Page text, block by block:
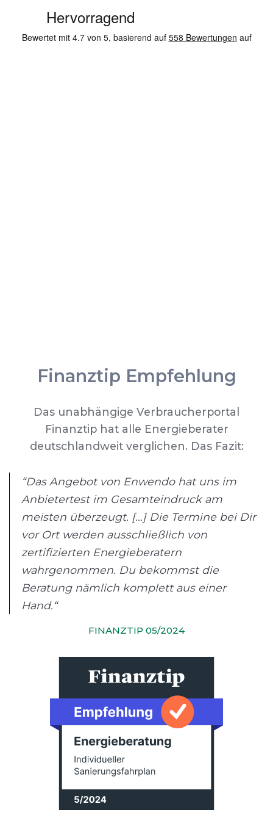
Finanztip Empfehlung
Das unabhängige Verbraucherportal
Finanztip hat alle Energieberater
deutschlandweit verglichen. Das Fazit:
“Das Angebot von Enwendo hat uns im
Anbietertest im Gesamteindruck am
meisten überzeugt. [...] Die Termine bei Dir
vor Ort werden ausschließlich von
zertifizierten Energieberatern
wahrgenommen. Du bekommst die
Beratung nämlich komplett aus einer
Hand.“
FINANZTIP 05/2024